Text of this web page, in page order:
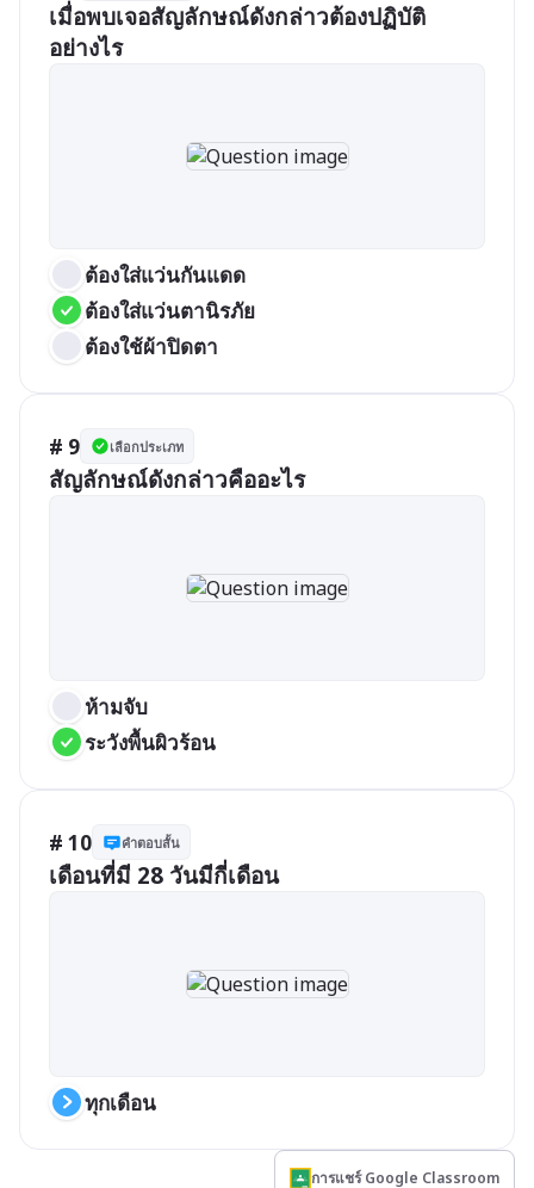
เมื่อพบเจอสัญลักษณ์ดังกล่าวต้องปฏิบัติ
อย่างไร
ต้องใส่แว่นกันแดด
ต้องใส่แว่นตานิรภัย
ต้องใช้ผ้าปิดตา
# 9 เลือกประเภท
สัญลักษณ์ดังกล่าวคืออะไร
ห้ามจับ
ระวังพื้นผิวร้อน
# 10 คำตอบสั้น
เดือนที่มี 28 วันมีกี่เดือน
ทุกเดือน
การแชร์ Google Classroom